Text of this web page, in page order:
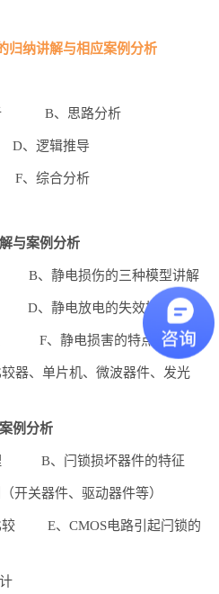
归纳讲解与相应案例分析
析 B、思路分析
逻辑推导
综合分析
与案例分析
、静电损伤的三种模型讲解
、静电放电的失效模式
F、静电损害的特点
器、单片机、微波器件、发光
例分析
B、闩锁损坏器件的特征
开关器件、驱动器件等）
较 E、CMOS电路引起闩锁的